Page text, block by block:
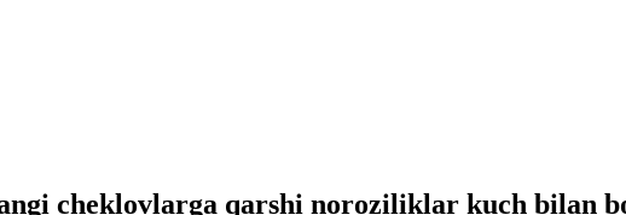
cheklovlarga qarshi noroziliklar kuch bilan